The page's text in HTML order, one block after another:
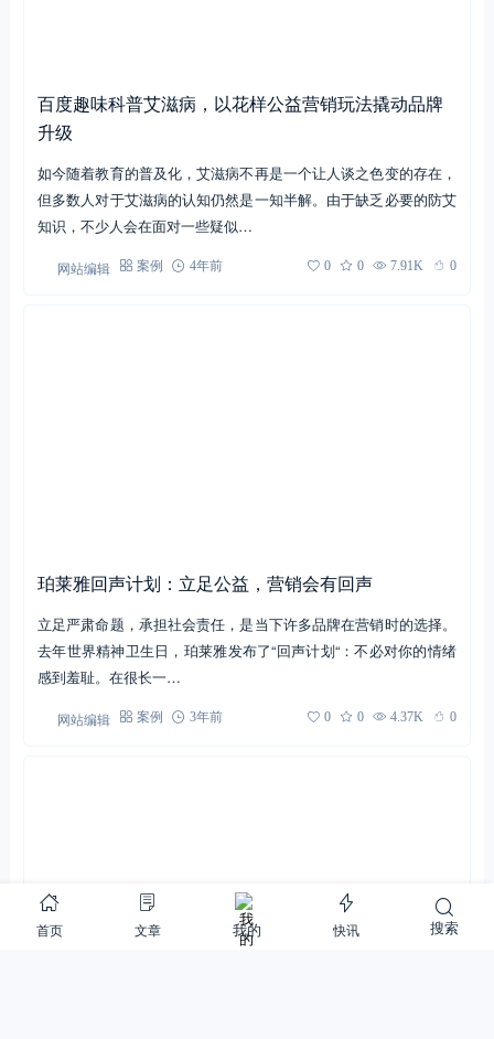
百度趣味科普艾滋病，以花样公益营销玩法撬动品牌
升级
如今随着教育的普及化，艾滋病不再是一个让人谈之色变的存在，
但多数人对于艾滋病的认知仍然是一知半解。由于缺乏必要的防艾
知识，不少人会在面对一些疑似…
网站编辑 案例 4年前 0 0 7.91K 0
珀莱雅回声计划：立足公益，营销会有回声
立足严肃命题，承担社会责任，是当下许多品牌在营销时的选择。
去年世界精神卫生日，珀莱雅发布了“回声计划“：不必对你的情绪
感到羞耻。在很长一…
网站编辑 案例 3年前 0 0 4.37K 0
首页 文章 我的 快讯 搜索